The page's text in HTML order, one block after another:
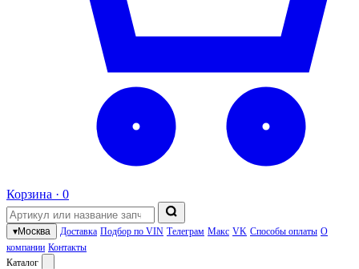
Корзина · 0
▾Москва Доставка Подбор по VIN Телеграм Макс VK Способы оплаты О
компании Контакты
Каталог